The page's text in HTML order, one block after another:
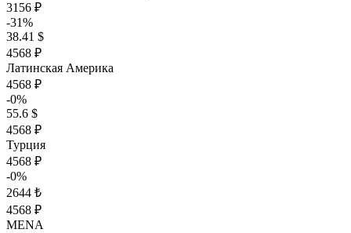
3156 ₽
-31%
38.41 $
4568 ₽
Латинская Америка
4568 ₽
-0%
55.6 $
4568 ₽
Турция
4568 ₽
-0%
2644 ₺
4568 ₽
MENA